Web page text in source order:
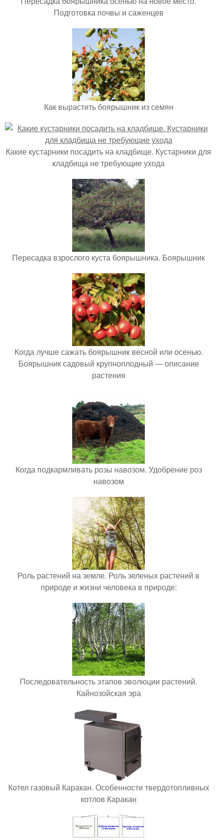
Подготовка почвы и саженцев
Как вырастить боярышник из семян
Какие кустарники посадить на кладбище. Кустарники для
кладбища не требующие ухода
Пересадка взрослого куста боярышника. Боярышник
Когда лучше сажать боярышник весной или осенью.
Боярышник садовый крупноплодный — описание
растения
Когда подкармливать розы навозом. Удобрение роз
навозом
Роль растений на земле. Роль зеленых растений в
природе и жизни человека в природе:
Последовательность этапов эволюции растений.
Кайнозойская эра
Котел газовый Каракан. Особенности твердотопливных
котлов Каракан